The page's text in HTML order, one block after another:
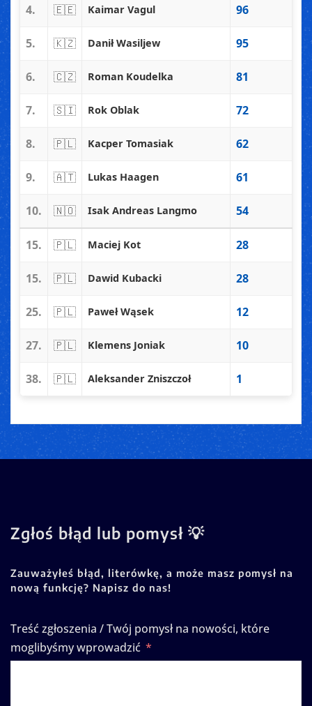
4. 🇪🇪 Kaimar Vagul 96
5. 🇰🇿 Danił Wasiljew 95
6. 🇨🇿 Roman Koudelka 81
7. 🇸🇮 Rok Oblak 72
8. 🇵🇱 Kacper Tomasiak 62
9. 🇦🇹 Lukas Haagen 61
10. 🇳🇴 Isak Andreas Langmo 54
15. 🇵🇱 Maciej Kot 28
15. 🇵🇱 Dawid Kubacki 28
25. 🇵🇱 Paweł Wąsek 12
27. 🇵🇱 Klemens Joniak 10
38. 🇵🇱 Aleksander Zniszczoł 1
Zgłoś błąd lub pomysł 💡
Zauważyłeś błąd, literówkę, a może masz pomysł na
nową funkcję? Napisz do nas!
Treść zgłoszenia / Twój pomysł na nowości, które
moglibyśmy wprowadzić